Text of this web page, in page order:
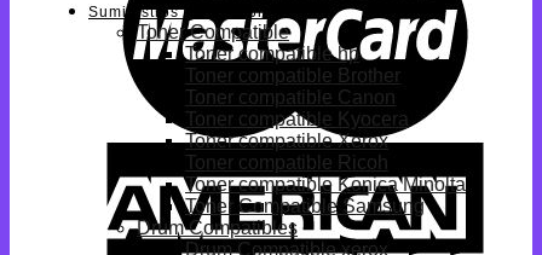
Suministros Compatibles
Toner Compatible
Toner compatible hp
Toner compatible Brother
Toner compatible Canon
Toner compatible Kyocera
Toner compatible Xerox
Toner compatible Ricoh
Toner compatible Konica Minolta
Toner Compatible Samsung
Drum Compatibles
Drum Compatible xerox